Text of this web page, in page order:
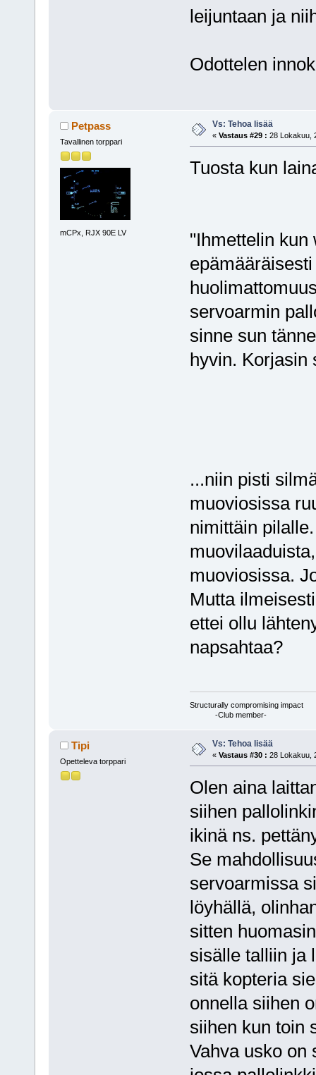
leijuntaan ja
Odottelen
Petpass
Tavallinen torppari
mCPx, RJX 90E LV
Vs: Tehoa lisää
« Vastaus #29 : 28 Lokakuu,
Tuosta kun
"Ihmettelin kun
servoarmin
sinne sun
hyvin. Korjasin
...niin pisti
muoviosissa
nimittäin
muoviosissa.
Mutta
ettei ollu
napsahtaa?
Structurally compromising impact
-Club member-
Tipi
Opetteleva torppari
Vs: Tehoa lisää
« Vastaus #30 : 28 Lokakuu,
Olen aina
siihen
ikinä ns.
Se
servoarmissa
löyhällä,
sitten
sisälle talliin ja
sitä kopteria
onnella siihen
siihen kun toin
Vahva usko on